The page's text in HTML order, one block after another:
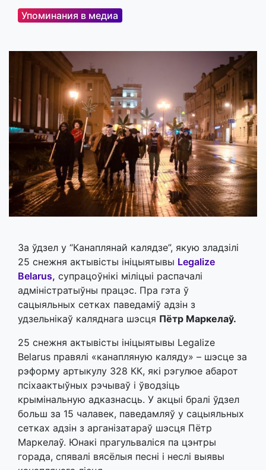
Упоминания в медиа
За ўдзел у “Канаплянай калядзе”, якую зладзілі
25 снежня актывісты ініцыятывы Legalize
Belarus, супрацоўнікі міліцыі распачалі
адміністратыўны працэс. Пра гэта ў
сацыяльных сетках паведаміў адзін з
удзельнікаў каляднага шэсця Пётр Маркелаў.
25 снежня актывісты ініцыятывы Legalize
Belarus правялі «канапляную каляду» – шэсце за
рэформу артыкулу 328 КК, які рэгулюе абарот
псіхаактыўных рэчываў і ўводзіць
крымінальную адказнасць. У акцыі бралі ўдзел
больш за 15 чалавек, паведамляў у сацыяльных
сетках адзін з арганізатараў шэсця Пётр
Маркелаў. Юнакі прагульваліся па цэнтры
горада, спявалі вясёлыя песні і неслі выявы